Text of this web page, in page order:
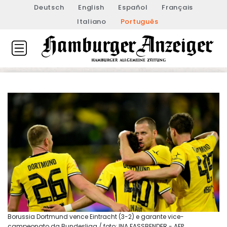
Deutsch English Español
Français
Italiano
Português
Borussia Dortmund vence Eintracht (3-2) e garante vice-